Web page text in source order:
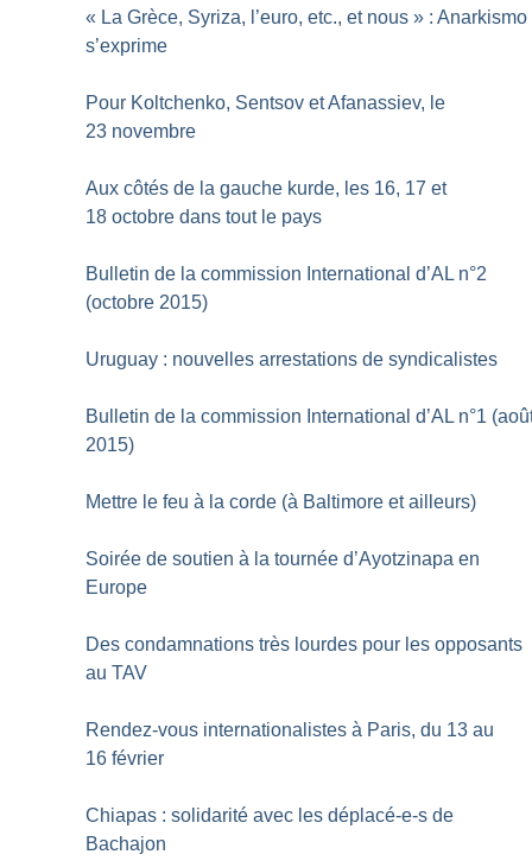
« La Grèce, Syriza, l’euro, etc., et nous » : Anarkismo
s’exprime
Pour Koltchenko, Sentsov et Afanassiev, le
23 novembre
Aux côtés de la gauche kurde, les 16, 17 et
18 octobre dans tout le pays
Bulletin de la commission International d’AL n°2
(octobre 2015)
Uruguay : nouvelles arrestations de syndicalistes
Bulletin de la commission International d’AL n°1
2015)
Mettre le feu à la corde (à Baltimore et ailleurs)
Soirée de soutien à la tournée d’Ayotzinapa en
Europe
Des condamnations très lourdes pour les opposants
au TAV
Rendez-vous internationalistes à Paris, du 13 au
16 février
Chiapas : solidarité avec les déplacé-e-s de
Bachajon